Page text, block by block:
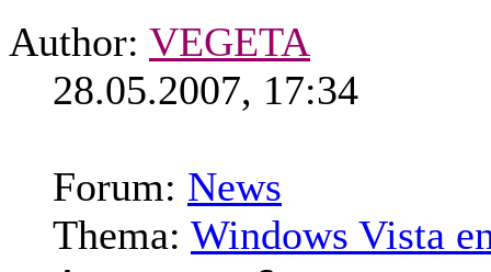
Author: VEGETA
28.05.2007, 17:34
Forum: News
Thema: Windows Vista